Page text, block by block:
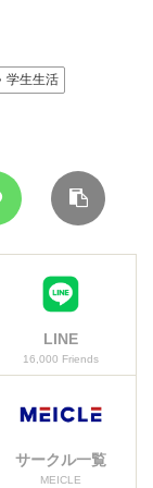
学生生活
LINE
16,000 Friends
サークル一覧
MEICLE